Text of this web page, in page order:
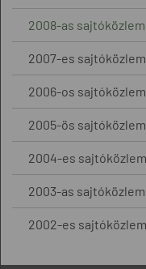
2008-as
2007-es
2006-os
2005-ös
2004-es
2003-as
2002-es